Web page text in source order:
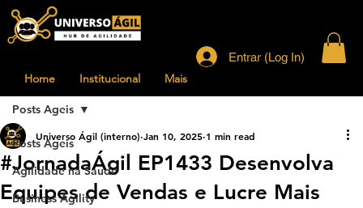
Home Institucional Mais
Entrar (Log In)
Posts Ageis
Agilidade na Saude
Business Agility
Posts Ageis
#JornadaÁgil EP1433 Desenvolva
Equipes de Vendas e Lucre Mais
Universo Ágil (interno) Jan 10, 2025 1 min read